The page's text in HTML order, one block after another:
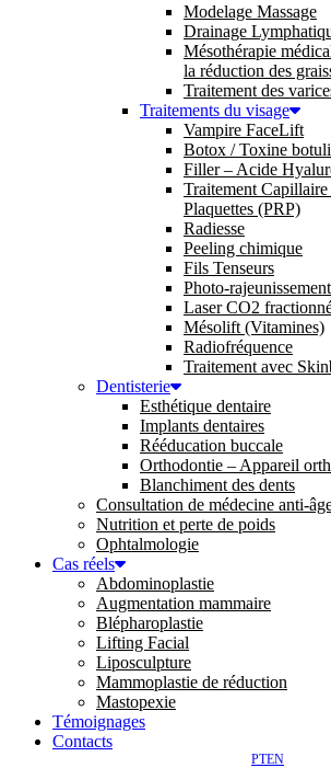
Modelage Massage
Drainage
Mésothérapie
la réduction des
Traitement des
Traitements du visage
Vampire FaceLift
Botox / Toxine
Filler – Acide
Traitement
Plaquettes (PRP)
Radiesse
Peeling chimique
Fils Tenseurs
Photo-
Laser CO2
Mésolift (Vitamines)
Radiofréquence
Traitement avec
Dentisterie
Esthétique dentaire
Implants dentaires
Rééducation buccale
Orthodontie – Appareil
Blanchiment des dents
Consultation de médecine anti-
Nutrition et perte de poids
Ophtalmologie
Cas réels
Abdominoplastie
Augmentation mammaire
Blépharoplastie
Lifting Facial
Liposculpture
Mammoplastie de réduction
Mastopexie
Témoignages
Contacts
PTEN